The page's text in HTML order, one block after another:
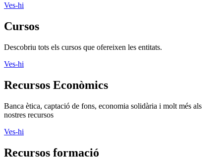
Ves-hi
Cursos
Descobriu tots els cursos que ofereixen les entitats.
Ves-hi
Recursos Econòmics
Banca ètica, captació de fons, economia solidària i molt més als
nostres recursos
Ves-hi
Recursos formació